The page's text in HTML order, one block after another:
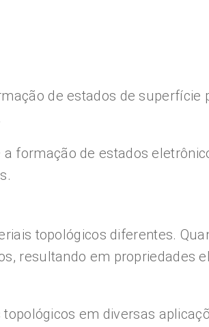
de estados de superfície
formação de estados
topológicos diferentes.
resultando em propriedades
em diversas